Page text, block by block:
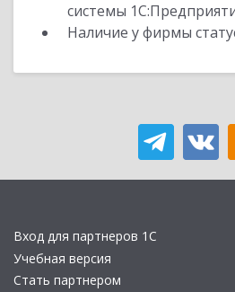
системы
Наличие у фирмы
Вход для партнеров 1С
Учебная версия
Стать партнером